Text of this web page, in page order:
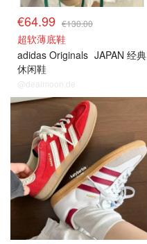
€64.99 €130.00
超软薄底鞋
adidas Originals JAPAN 经典
休闲鞋
@dealmoon.de